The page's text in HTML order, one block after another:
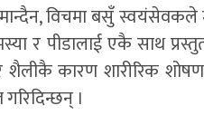
विचमा बसुँ स्वयंसेवकले
र पीडालाई एकै साथ
कारण शारीरिक
।